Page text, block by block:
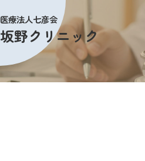
医療法人七彦会
坂野クリニック